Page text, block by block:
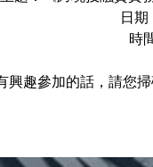
日
時
興趣參加的話，請您